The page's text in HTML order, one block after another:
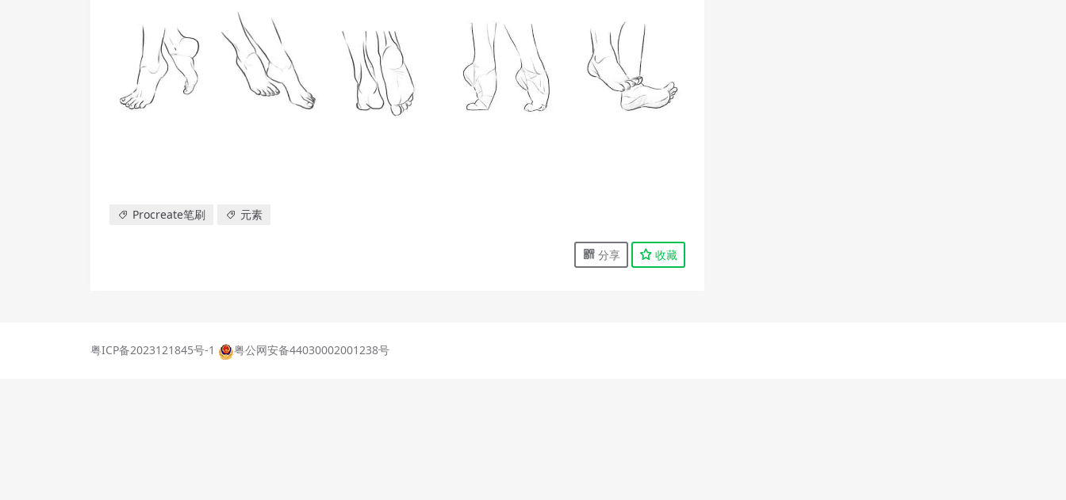
Procreate笔刷 元素
分享 收藏
粤ICP备2023121845号-1 粤公网安备44030002001238号